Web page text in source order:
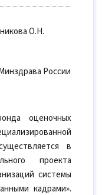
О.Н.
России
оценочных
в
проекта
системы
кадрами».